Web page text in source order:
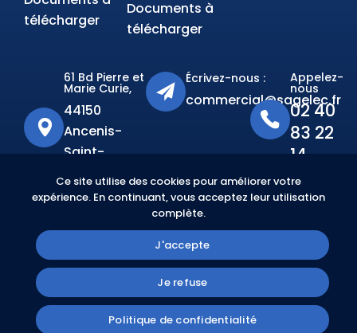
télécharger
Documents à
télécharger
61 Bd Pierre et
Marie Curie,
44150
Ancenis-
Saint-
Écrivez-nous :
commercial@sagelec.fr
Appelez-
nous
02 40
83 22
14
©2026, SAGELEC. Conception par :
Ce site utilise des cookies pour améliorer votre
expérience. En continuant, vous acceptez leur utilisation
complète.
J'accepte
Je refuse
Politique de confidentialité